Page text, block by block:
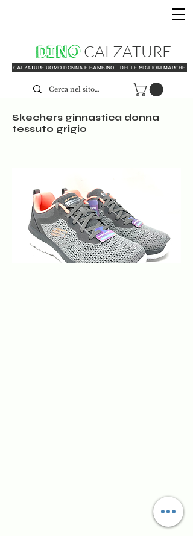
DINO
CALZATURE UOMO DONNA E BAMBINO - DELLE MIGLIORI MARCHE
CALZATURE
Skechers ginnastica donna
tessuto grigio